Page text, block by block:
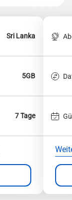
Sri Lanka
5GB
7 Tage